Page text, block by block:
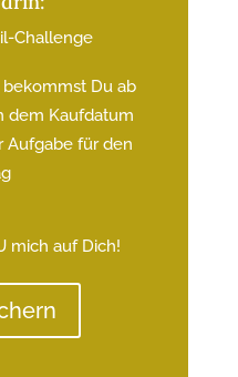
Challenge
Du ab
dem Kaufdatum
Aufgabe für den
mich auf Dich!